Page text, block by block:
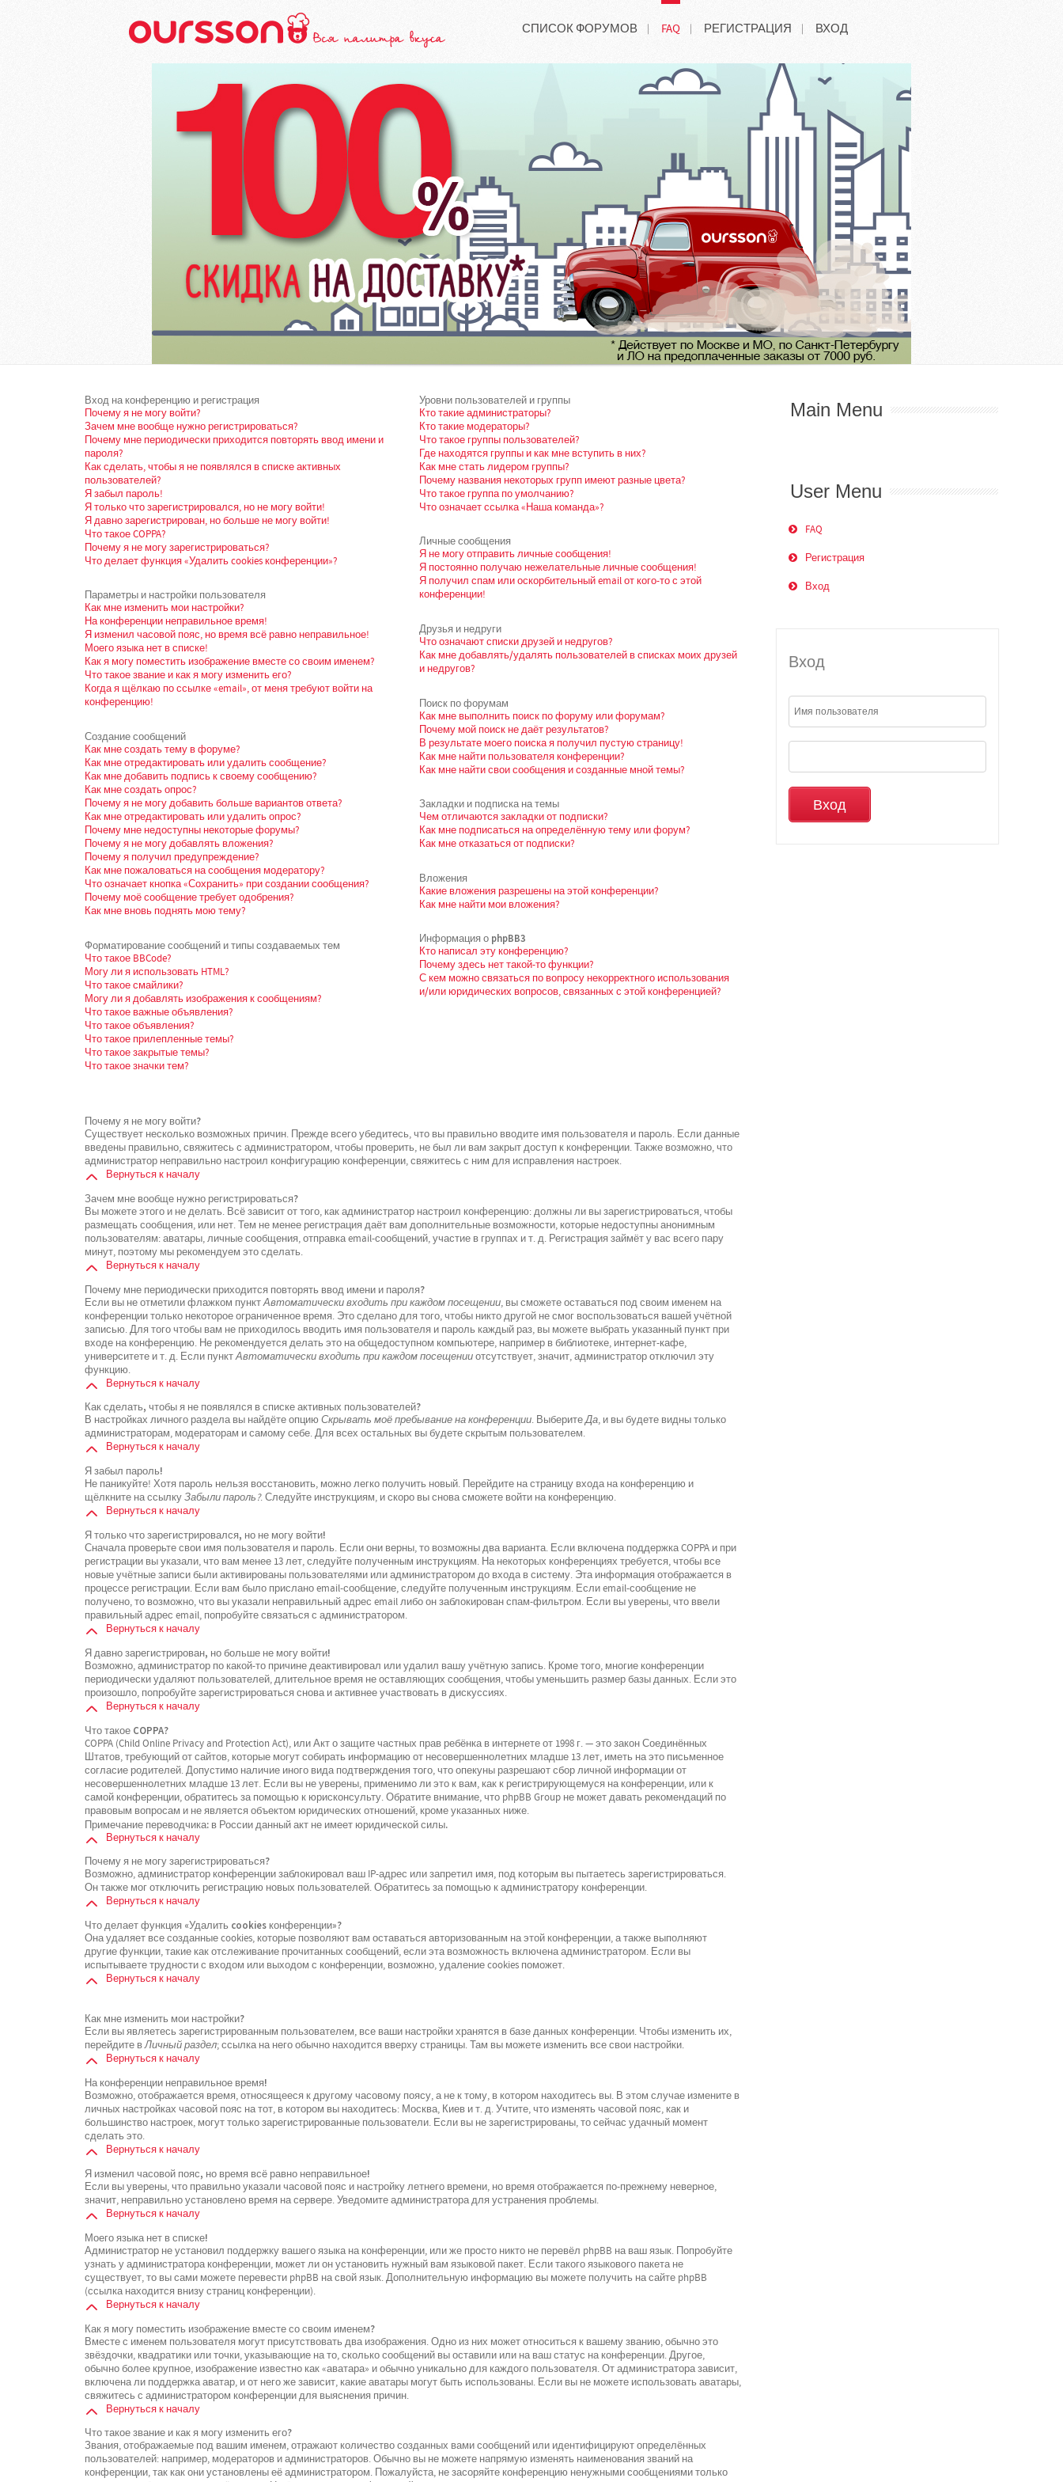
СПИСОК ФОРУМОВ FAQ РЕГИСТРАЦИЯ ВХОД
Вход на конференцию и регистрация
Почему я не могу войти?
Зачем мне вообще нужно регистрироваться?
Почему мне периодически приходится повторять ввод имени и
пароля?
Как сделать, чтобы я не появлялся в списке активных
пользователей?
Я забыл пароль!
Я только что зарегистрировался, но не могу войти!
Я давно зарегистрирован, но больше не могу войти!
Что такое COPPA?
Почему я не могу зарегистрироваться?
Что делает функция «Удалить cookies конференции»?
Параметры и настройки пользователя
Как мне изменить мои настройки?
На конференции неправильное время!
Я изменил часовой пояс, но время всё равно неправильное!
Моего языка нет в списке!
Как я могу поместить изображение вместе со своим именем?
Что такое звание и как я могу изменить его?
Когда я щёлкаю по ссылке «email», от меня требуют войти на
конференцию!
Создание сообщений
Как мне создать тему в форуме?
Как мне отредактировать или удалить сообщение?
Как мне добавить подпись к своему сообщению?
Как мне создать опрос?
Почему я не могу добавить больше вариантов ответа?
Как мне отредактировать или удалить опрос?
Почему мне недоступны некоторые форумы?
Почему я не могу добавлять вложения?
Почему я получил предупреждение?
Как мне пожаловаться на сообщения модератору?
Что означает кнопка «Сохранить» при создании сообщения?
Почему моё сообщение требует одобрения?
Как мне вновь поднять мою тему?
Форматирование сообщений и типы создаваемых тем
Что такое BBCode?
Могу ли я использовать HTML?
Что такое смайлики?
Могу ли я добавлять изображения к сообщениям?
Что такое важные объявления?
Что такое объявления?
Что такое прилепленные темы?
Что такое закрытые темы?
Что такое значки тем?
Уровни пользователей и группы
Кто такие администраторы?
Кто такие модераторы?
Что такое группы пользователей?
Где находятся группы и как мне вступить в них?
Как мне стать лидером группы?
Почему названия некоторых групп имеют разные цвета?
Что такое группа по умолчанию?
Что означает ссылка «Наша команда»?
Личные сообщения
Я не могу отправить личные сообщения!
Я постоянно получаю нежелательные личные сообщения!
Я получил спам или оскорбительный email от кого-то с этой
конференции!
Друзья и недруги
Что означают списки друзей и недругов?
Как мне добавлять/удалять пользователей в списках моих друзей
и недругов?
Поиск по форумам
Как мне выполнить поиск по форуму или форумам?
Почему мой поиск не даёт результатов?
В результате моего поиска я получил пустую страницу!
Как мне найти пользователя конференции?
Как мне найти свои сообщения и созданные мной темы?
Закладки и подписка на темы
Чем отличаются закладки от подписки?
Как мне подписаться на определённую тему или форум?
Как мне отказаться от подписки?
Вложения
Какие вложения разрешены на этой конференции?
Как мне найти мои вложения?
Информация о phpBB3
Кто написал эту конференцию?
Почему здесь нет такой-то функции?
С кем можно связаться по вопросу некорректного использования
и/или юридических вопросов, связанных с этой конференцией?
Почему я не могу войти?
Существует несколько возможных причин. Прежде всего убедитесь, что вы правильно вводите имя пользователя и пароль. Если данные
введены правильно, свяжитесь с администратором, чтобы проверить, не был ли вам закрыт доступ к конференции. Также возможно, что
администратор неправильно настроил конфигурацию конференции, свяжитесь с ним для исправления настроек.
Вернуться к началу
Зачем мне вообще нужно регистрироваться?
Вы можете этого и не делать. Всё зависит от того, как администратор настроил конференцию: должны ли вы зарегистрироваться, чтобы
размещать сообщения, или нет. Тем не менее регистрация даёт вам дополнительные возможности, которые недоступны анонимным
пользователям: аватары, личные сообщения, отправка email-сообщений, участие в группах и т. д. Регистрация займёт у вас всего пару
минут, поэтому мы рекомендуем это сделать.
Вернуться к началу
Почему мне периодически приходится повторять ввод имени и пароля?
Если вы не отметили флажком пунктАвтоматически входить при каждом посещении, вы сможете оставаться под своим именем на
конференции только некоторое ограниченное время. Это сделано для того, чтобы никто другой не смог воспользоваться вашей учётной
записью. Для того чтобы вам не приходилось вводить имя пользователя и пароль каждый раз, вы можете выбрать указанный пункт при
входе на конференцию. Не рекомендуется делать это на общедоступном компьютере, например в библиотеке, интернет-кафе,
университете и т. д. Если пунктАвтоматически входить при каждом посещенииотсутствует, значит, администратор отключил эту
функцию.
Вернуться к началу
Как сделать, чтобы я не появлялся в списке активных пользователей?
В настройках личного раздела вы найдёте опциюСкрывать моё пребывание на конференции. ВыберитеДа, и вы будете видны только
администраторам, модераторам и самому себе. Для всех остальных вы будете скрытым пользователем.
Вернуться к началу
Я забыл пароль!
Не паникуйте! Хотя пароль нельзя восстановить, можно легко получить новый. Перейдите на страницу входа на конференцию и
щёлкните на ссылкуЗабыли пароль?. Следуйте инструкциям, и скоро вы снова сможете войти на конференцию.
Вернуться к началу
Я только что зарегистрировался, но не могу войти!
Сначала проверьте свои имя пользователя и пароль. Если они верны, то возможны два варианта. Если включена поддержка COPPA и при
регистрации вы указали, что вам менее 13 лет, следуйте полученным инструкциям. На некоторых конференциях требуется, чтобы все
новые учётные записи были активированы пользователями или администратором до входа в систему. Эта информация отображается в
процессе регистрации. Если вам было прислано email-сообщение, следуйте полученным инструкциям. Если email-сообщение не
получено, то возможно, что вы указали неправильный адрес email либо он заблокирован спам-фильтром. Если вы уверены, что ввели
правильный адрес email, попробуйте связаться с администратором.
Вернуться к началу
Я давно зарегистрирован, но больше не могу войти!
Возможно, администратор по какой-то причине деактивировал или удалил вашу учётную запись. Кроме того, многие конференции
периодически удаляют пользователей, длительное время не оставляющих сообщения, чтобы уменьшить размер базы данных. Если это
произошло, попробуйте зарегистрироваться снова и активнее участвовать в дискуссиях.
Вернуться к началу
Что такое COPPA?
COPPA (Child Online Privacy and Protection Act), или Акт о защите частных прав ребёнка в интернете от 1998 г. — это закон Соединённых
Штатов, требующий от сайтов, которые могут собирать информацию от несовершеннолетних младше 13 лет, иметь на это письменное
согласие родителей. Допустимо наличие иного вида подтверждения того, что опекуны разрешают сбор личной информации от
несовершеннолетних младше 13 лет. Если вы не уверены, применимо ли это к вам, как к регистрирующемуся на конференции, или к
самой конференции, обратитесь за помощью к юрисконсульту. Обратите внимание, что phpBB Group не может давать рекомендаций по
правовым вопросам и не является объектом юридических отношений, кроме указанных ниже.
Примечание переводчика: в России данный акт не имеет юридической силы.
Вернуться к началу
Почему я не могу зарегистрироваться?
Возможно, администратор конференции заблокировал ваш IP-адрес или запретил имя, под которым вы пытаетесь зарегистрироваться.
Он также мог отключить регистрацию новых пользователей. Обратитесь за помощью к администратору конференции.
Вернуться к началу
Что делает функция «Удалить cookies конференции»?
Она удаляет все созданные cookies, которые позволяют вам оставаться авторизованным на этой конференции, а также выполняют
другие функции, такие как отслеживание прочитанных сообщений, если эта возможность включена администратором. Если вы
испытываете трудности с входом или выходом с конференции, возможно, удаление cookies поможет.
Вернуться к началу
Как мне изменить мои настройки?
Если вы являетесь зарегистрированным пользователем, все ваши настройки хранятся в базе данных конференции. Чтобы изменить их,
перейдите вЛичный раздел; ссылка на него обычно находится вверху страницы. Там вы можете изменить все свои настройки.
Вернуться к началу
На конференции неправильное время!
Возможно, отображается время, относящееся к другому часовому поясу, а не к тому, в котором находитесь вы. В этом случае измените в
личных настройках часовой пояс на тот, в котором вы находитесь: Москва, Киев и т. д. Учтите, что изменять часовой пояс, как и
большинство настроек, могут только зарегистрированные пользователи. Если вы не зарегистрированы, то сейчас удачный момент
сделать это.
Вернуться к началу
Я изменил часовой пояс, но время всё равно неправильное!
Если вы уверены, что правильно указали часовой пояс и настройку летнего времени, но время отображается по-прежнему неверное,
значит, неправильно установлено время на сервере. Уведомите администратора для устранения проблемы.
Вернуться к началу
Моего языка нет в списке!
Администратор не установил поддержку вашего языка на конференции, или же просто никто не перевёл phpBB на ваш язык. Попробуйте
узнать у администратора конференции, может ли он установить нужный вам языковой пакет. Если такого языкового пакета не
существует, то вы сами можете перевести phpBB на свой язык. Дополнительную информацию вы можете получить на сайте phpBB
(ссылка находится внизу страниц конференции).
Вернуться к началу
Как я могу поместить изображение вместе со своим именем?
Вместе с именем пользователя могут присутствовать два изображения. Одно из них может относиться к вашему званию, обычно это
звёздочки, квадратики или точки, указывающие на то, сколько сообщений вы оставили или на ваш статус на конференции. Другое,
обычно более крупное, изображение известно как «аватара» и обычно уникально для каждого пользователя. От администратора зависит,
включена ли поддержка аватар, и от него же зависит, какие аватары могут быть использованы. Если вы не можете использовать аватары,
свяжитесь с администратором конференции для выяснения причин.
Вернуться к началу
Что такое звание и как я могу изменить его?
Звания, отображаемые под вашим именем, отражают количество созданных вами сообщений или идентифицируют определённых
пользователей: например, модераторов и администраторов. Обычно вы не можете напрямую изменять наименования званий на
конференции, так как они установлены её администратором. Пожалуйста, не засоряйте конференцию ненужными сообщениями только
Main Menu
User Menu
FAQ
Регистрация
Вход
Вход